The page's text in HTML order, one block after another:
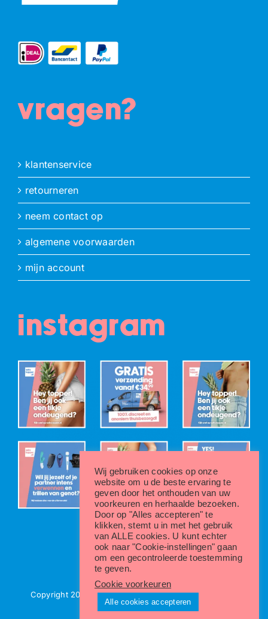
vragen?
klantenservice
retourneren
neem contact op
algemene voorwaarden
mijn account
instagram
Copyright 2022 - 2024 | Sekstopper.nl |Privacybeleid
Wij gebruiken cookies op onze
website om u de beste ervaring te
geven door het onthouden van uw
voorkeuren en herhaalde bezoeken.
Door op "Alles accepteren" te
klikken, stemt u in met het gebruik
van ALLE cookies. U kunt echter
ook naar "Cookie-instellingen" gaan
om een gecontroleerde toestemming
te geven.
Cookie voorkeuren
Alle cookies accepteren